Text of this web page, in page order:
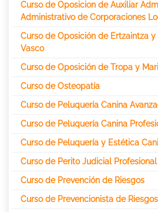
Curso de Oposicion de Auxiliar
Administrativo de Corporaciones
Curso de Oposición de Ertzaintza
Vasco
Curso de Oposición de Tropa y
Curso de Osteopatía
Curso de Peluquería Canina
Curso de Peluquería Canina
Curso de Peluquería y Estética
Curso de Perito Judicial Profesional
Curso de Prevención de Riesgos
Curso de Prevencionista de